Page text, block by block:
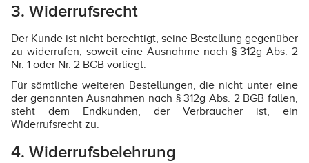
3. Widerrufsrecht
Der Kunde ist nicht berechtigt, seine Bestellung gegenüber
zu widerrufen, soweit eine Ausnahme nach § 312g Abs. 2
Nr. 1 oder Nr. 2 BGB vorliegt.
Für sämtliche weiteren Bestellungen, die nicht unter eine
der genannten Ausnahmen nach § 312g Abs. 2 BGB fallen,
steht dem Endkunden, der Verbraucher ist, ein
Widerrufsrecht zu.
4. Widerrufsbelehrung